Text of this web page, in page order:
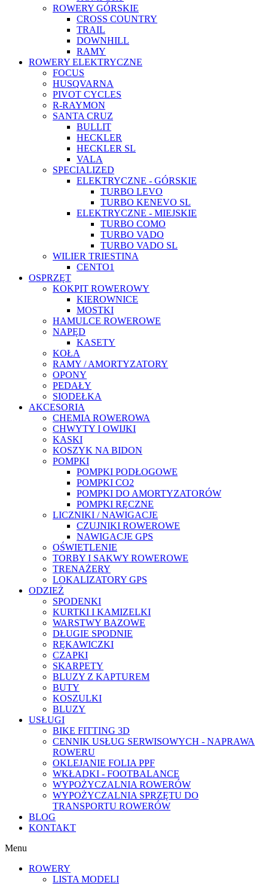
ROWERY GÓRSKIE
CROSS COUNTRY
TRAIL
DOWNHILL
RAMY
ROWERY ELEKTRYCZNE
FOCUS
HUSQVARNA
PIVOT CYCLES
R-RAYMON
SANTA CRUZ
BULLIT
HECKLER
HECKLER SL
VALA
SPECIALIZED
ELEKTRYCZNE - GÓRSKIE
TURBO LEVO
TURBO KENEVO SL
ELEKTRYCZNE - MIEJSKIE
TURBO COMO
TURBO VADO
TURBO VADO SL
WILIER TRIESTINA
CENTO1
OSPRZĘT
KOKPIT ROWEROWY
KIEROWNICE
MOSTKI
HAMULCE ROWEROWE
NAPĘD
KASETY
KOŁA
RAMY / AMORTYZATORY
OPONY
PEDAŁY
SIODEŁKA
AKCESORIA
CHEMIA ROWEROWA
CHWYTY I OWIJKI
KASKI
KOSZYK NA BIDON
POMPKI
POMPKI PODŁOGOWE
POMPKI CO2
POMPKI DO AMORTYZATORÓW
POMPKI RĘCZNE
LICZNIKI / NAWIGACJE
CZUJNIKI ROWEROWE
NAWIGACJE GPS
OŚWIETLENIE
TORBY I SAKWY ROWEROWE
TRENAŻERY
LOKALIZATORY GPS
ODZIEŻ
SPODENKI
KURTKI I KAMIZELKI
WARSTWY BAZOWE
DŁUGIE SPODNIE
RĘKAWICZKI
CZAPKI
SKARPETY
BLUZY Z KAPTUREM
BUTY
KOSZULKI
BLUZY
USŁUGI
BIKE FITTING 3D
CENNIK USŁUG SERWISOWYCH - NAPRAWA
ROWERU
OKLEJANIE FOLIA PPF
WKŁADKI - FOOTBALANCE
WYPOŻYCZALNIA ROWERÓW
WYPOŻYCZALNIA SPRZĘTU DO
TRANSPORTU ROWERÓW
BLOG
KONTAKT
Menu
ROWERY
LISTA MODELI